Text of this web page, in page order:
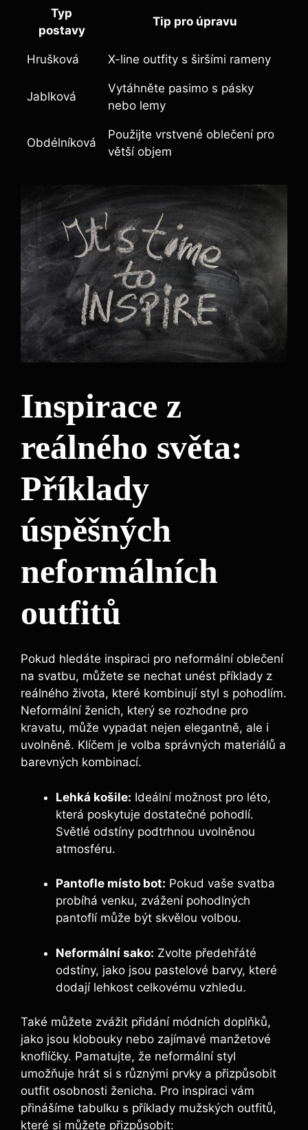
Typ
postavy
Tip pro úpravu
Hrušková X-line outfity s širšími rameny
Jablková
Vytáhněte pasimo s pásky
nebo lemy
Obdélníková
Použijte vrstvené oblečení pro
větší objem
Inspirace z
reálného světa:
Příklady
úspěšných
neformálních
outfitů
Pokud hledáte inspiraci pro neformální oblečení
na svatbu, můžete se nechat unést příklady z
reálného života, které kombinují styl s pohodlím.
Neformální ženich, který se rozhodne pro
kravatu, může vypadat nejen elegantně, ale i
uvolněně. Klíčem je volba správných materiálů a
barevných kombinací.
Lehká košile: Ideální možnost pro léto,
která poskytuje dostatečné pohodlí.
Světlé odstíny podtrhnou uvolněnou
atmosféru.
Pantofle místo bot: Pokud vaše svatba
probíhá venku, zvážení pohodlných
pantoflí může být skvělou volbou.
Neformální sako: Zvolte předehřáté
odstíny, jako jsou pastelové barvy, které
dodají lehkost celkovému vzhledu.
Také můžete zvážit přidání módních doplňků,
jako jsou klobouky nebo zajímavé manžetové
knoflíčky. Pamatujte, že neformální styl
umožňuje hrát si s různými prvky a přizpůsobit
outfit osobnosti ženicha. Pro inspiraci vám
přinášíme tabulku s příklady mužských outfitů,
které si můžete přizpůsobit: